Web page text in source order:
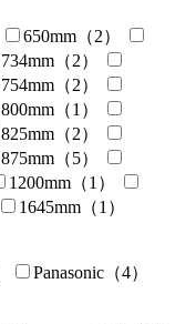
650mm（2）
734mm（2）
754mm（2）
800mm（1）
825mm（2）
875mm（5）
1200mm（1）
1645mm（1）
Panasonic（4）